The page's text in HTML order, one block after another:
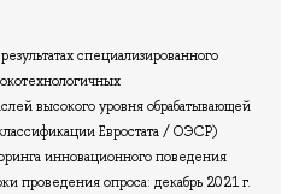
специализированного
высокого уровня обрабатывающей
Евростата / ОЭСР)
инновационного поведения
опроса: декабрь 2021 г.